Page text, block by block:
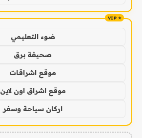
ضوء التعليمي
صحيفة برق
موقع اشراقات
موقع اشراق اون لاين
اركان سياحة وسفر